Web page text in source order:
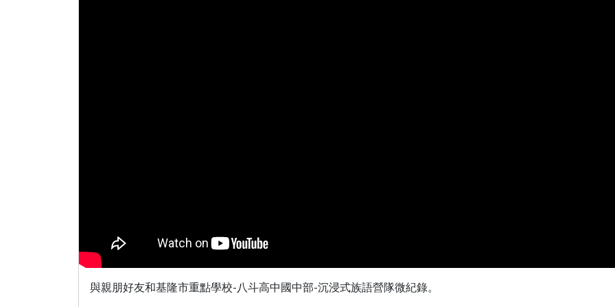
與親朋好友和基隆市重點學校-八斗高中國中部-沉浸式族語營隊微紀錄。